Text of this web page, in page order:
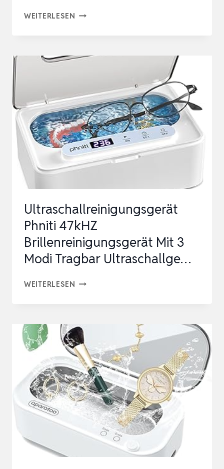
WEITERLESEN MFA®
FÜR
&
SILBERSCHMUCK
(SILBERBAD)
|
ULTRASCHALLR…
Ultraschallreinigungsgerät
Phniti 47kHZ
Brillenreinigungsgerät Mit 3
Modi Tragbar Ultraschallge…
WEITERLESEN ULTRASCHALLREINIGUNGSGERÄT
BRILLENREINIGUNGSGERÄT
MIT
3
MODI
TRAGBAR
ULTRASCHALLGE…